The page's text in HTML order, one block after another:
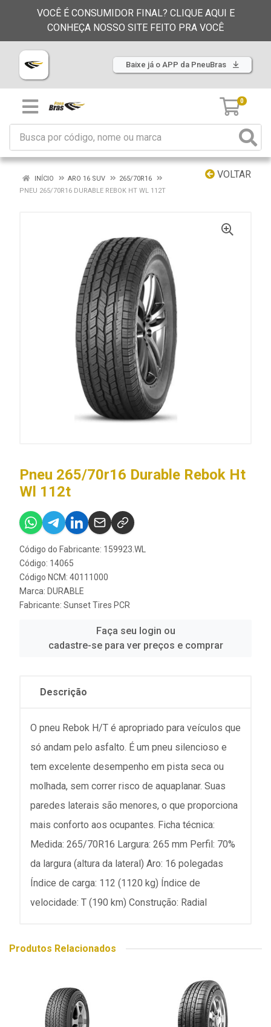
VOCÊ É CONSUMIDOR FINAL? CLIQUE AQUI E
CONHEÇA NOSSO SITE FEITO PRA VOCÊ
Baixe já o APP da PneuBras
0
VOLTAR
INÍCIO ARO 16 SUV
265/70R16
PNEU 265/70R16 DURABLE REBOK HT WL 112T
Pneu 265/70r16 Durable Rebok Ht
Wl 112t
Código do Fabricante: 159923.WL
Código: 14065
Código NCM: 40111000
Marca: DURABLE
Fabricante: Sunset Tires PCR
Faça seu login ou
cadastre-se para ver preços e comprar
Descrição
O pneu Rebok H/T é apropriado para veículos que
só andam pelo asfalto. É um pneu silencioso e
tem excelente desempenho em pista seca ou
molhada, sem correr risco de aquaplanar. Suas
paredes laterais são menores, o que proporciona
mais conforto aos ocupantes. Ficha técnica:
Medida: 265/70R16 Largura: 265 mm Perfil: 70%
da largura (altura da lateral) Aro: 16 polegadas
Índice de carga: 112 (1120 kg) Índice de
velocidade: T (190 km) Construção: Radial
Produtos Relacionados